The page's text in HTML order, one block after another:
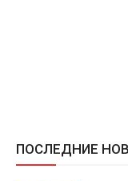
ПОСЛЕДНИЕ